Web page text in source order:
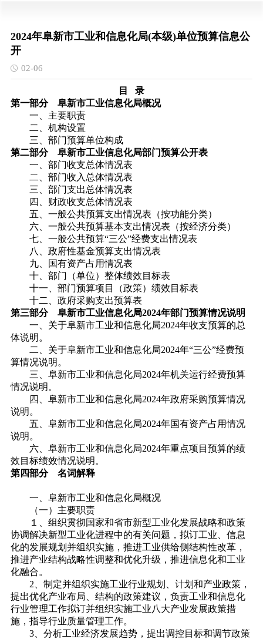
2024年阜新市工业和信息化局(本级)单位预算信息公
开
02-06
目 录
第一部分 阜新市工业信息化局概况
一、主要职责
二、机构设置
三、部门预算单位构成
第二部分 阜新市工业信息化局部门预算公开表
一、部门收支总体情况表
二、部门收入总体情况表
三、部门支出总体情况表
四、财政收支总体情况表
五、一般公共预算支出情况表（按功能分类）
六、一般公共预算基本支出情况表（按经济分类）
七、一般公共预算“三公”经费支出情况表
八、政府性基金预算支出情况表
九、国有资产占用情况表
十、部门（单位）整体绩效目标表
十一、部门预算项目（政策）绩效目标表
十二、政府采购支出预算表
第三部分 阜新市工业信息化局2024年部门预算情况说明
一、关于阜新市工业和信息化局2024年收支预算的总
体说明。
二、关于阜新市工业和信息化局2024年“三公”经费预
算情况说明。
三、阜新市工业和信息化局2024年机关运行经费预算
情况说明。
四、阜新市工业和信息化局2024年政府采购预算情况
说明。
五、阜新市工业和信息化局2024年国有资产占用情况
说明。
六、阜新市工业和信息化局2024年重点项目预算的绩
效目标绩效情况说明。
第四部分 名词解释
一、阜新市工业和信息化局概况
（一）主要职责
１、组织贯彻国家和省市新型工业化发展战略和政策
协调解决新型工业化进程中的有关问题，拟订工业、信息
化的发展规划并组织实施，推进工业供给侧结构性改革，
推进产业结构战略性调整和优化升级，推进信息化和工业
化融合。
2、制定并组织实施工业行业规划、计划和产业政策，
提出优化产业布局、结构的政策建议，负责工业和信息化
行业管理工作拟订并组织实施工业八大产业发展政策措
施，指导行业质量管理工作。
3、分析工业经济发展趋势，提出调控目标和调节政策